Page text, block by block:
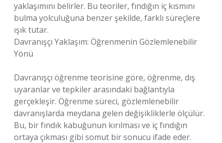
yaklaşımını belirler. Bu teoriler, fındığın iç kısmını
bulma yolculuğuna benzer şekilde, farklı süreçlere
ışık tutar.
Davranışçı Yaklaşım: Öğrenmenin Gözlemlenebilir
Yönü
Davranışçı öğrenme teorisine göre, öğrenme, dış
uyaranlar ve tepkiler arasındaki bağlantıyla
gerçekleşir. Öğrenme süreci, gözlemlenebilir
davranışlarda meydana gelen değişikliklerle ölçülür.
Bu, bir fındık kabuğunun kırılması ve iç fındığın
ortaya çıkması gibi somut bir sonucu ifade eder.